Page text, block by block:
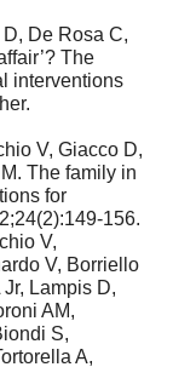
De Rosa C,
The
interventions
V, Giacco D,
The family in
for
156.
V,
V, Borriello
Lampis D,
AM,
S,
A,